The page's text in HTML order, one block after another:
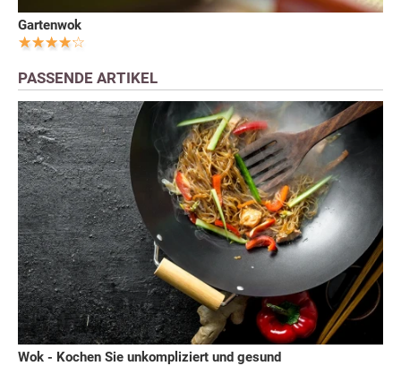
Gartenwok
PASSENDE ARTIKEL
Wok - Kochen Sie unkompliziert und gesund